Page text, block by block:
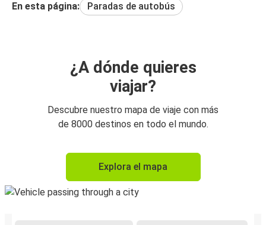
En esta página: Paradas de autobús
¿A dónde quieres
viajar?
Descubre nuestro mapa de viaje con más
de 8000 destinos en todo el mundo.
Explora el mapa